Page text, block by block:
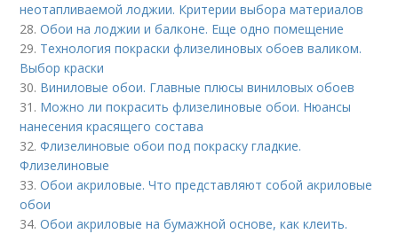
неотапливаемой лоджии. Критерии выбора материалов
28.Обои на лоджии и балконе. Еще одно помещение
29. Технология покраски флизелиновых обоев валиком.
Выбор краски
30. Виниловые обои. Главные плюсы виниловых обоев
31. Можно ли покрасить флизелиновые обои. Нюансы
нанесения красящего состава
32.Флизелиновые обои под покраску гладкие.
Флизелиновые
33.Обои акриловые. Что представляют собой акриловые
обои
34.Обои акриловые на бумажной основе, как клеить.